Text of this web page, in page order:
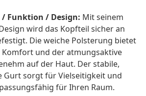
Funktion / Design: Mit seinem
wird das Kopfteil sicher an
Die weiche Polsterung bietet
Komfort und der atmungsaktive
auf der Haut. Der stabile,
Gurt sorgt für Vielseitigkeit und
für Ihren Raum.